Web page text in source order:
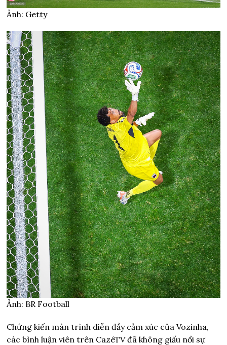
Ảnh: Getty
Ảnh: BR Football
Chứng kiến màn trình diễn đầy cảm xúc của Vozinha,
các bình luận viên trên CazéTV đã không giấu nổi sự